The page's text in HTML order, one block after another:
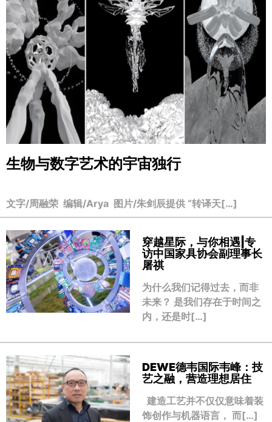
生物与数字艺术的宇宙独行
文字/周融荣 编辑/Arya 图片/朱剑辰提供 “转译天[…]
穿越星际，与你相遇|专
访中国家具协会副理事长
屠祺
为什么我们记得过去，而非
未来？ 是我们存在于时间之
内，还是时[…]
DEWE德韦国际韦峰：技
艺之融，营造理想居住
建造工艺并不仅仅意味着装
饰创作与机器语言， 而[…]